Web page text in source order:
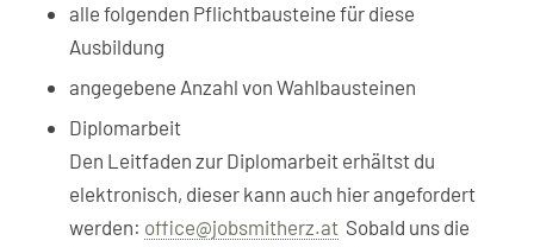
alle folgenden Pflichtbausteine für diese
Ausbildung
angegebene Anzahl von Wahlbausteinen
Diplomarbeit
Den Leitfaden zur Diplomarbeit erhältst du
elektronisch, dieser kann auch hier angefordert
werden: office@jobsmitherz.atSobald uns die